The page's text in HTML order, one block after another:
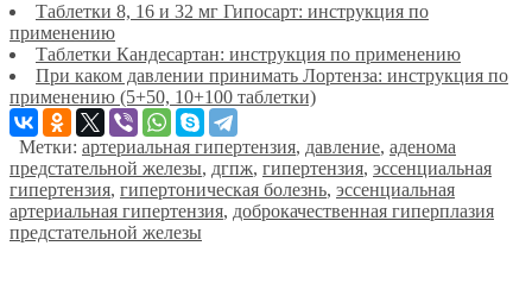
Таблетки 8, 16 и 32 мг Гипосарт: инструкция по
применению
Таблетки Кандесартан: инструкция по применению
При каком давлении принимать Лортенза: инструкция по
применению (5+50, 10+100 таблетки)
Метки: артериальная гипертензия, давление, аденома
предстательной железы, дгпж, гипертензия, эссенциальная
гипертензия, гипертоническая болезнь, эссенциальная
артериальная гипертензия, доброкачественная гиперплазия
предстательной железы